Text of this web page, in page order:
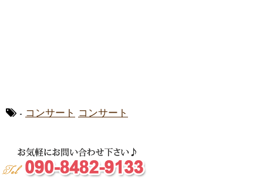
- コンサート コンサート